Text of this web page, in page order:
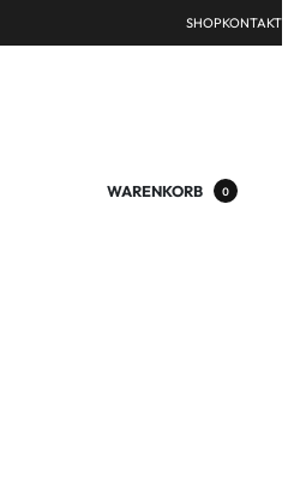
SHOPKONTAKT
WARENKORB 0